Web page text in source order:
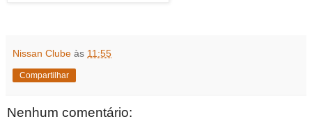
Nissan Clube às 11:55
Compartilhar
Nenhum comentário: